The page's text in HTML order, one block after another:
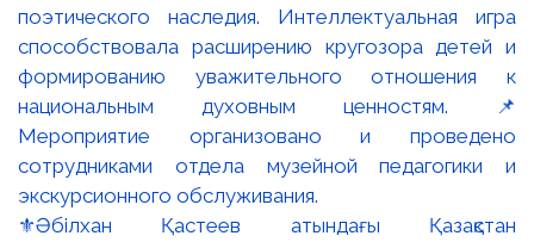
⚜️Әбілхан Қастеев атындағы Қазақстан